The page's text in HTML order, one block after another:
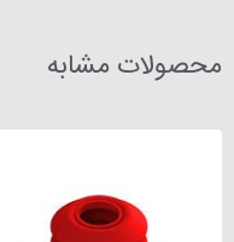
محصولات مشابه